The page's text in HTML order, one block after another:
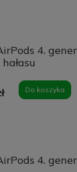
4.
Do koszyka
4.